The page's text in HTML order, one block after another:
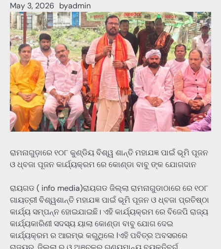
May 3, 2026 byadmin
ରାମନାଗୁଡ଼ାରେ ୧୦୮ କୁଣ୍ଡିୟ ବିଶ୍ୱ ଶାନ୍ତି ମହାଯଜ୍ଞ ପାଇଁ ଭୂମି ପୂଜନ
ଓ ଧ୍ବଜା ପୂଜନ କାର୍ଯ୍ୟକ୍ରମ ରେ କୋଣ୍ଡା ବାବୁ ଙ୍କ ଯୋଗଦାନ
ରାୟଗଡ ( info media)ରାୟଗଡ ଜିଲ୍ଲା ରାମନାଗୁଡାଠାରେ ରେ ୧୦୮
ଗାୟତ୍ରୀ ବିଶ୍ୱଶାନ୍ତି ମହାଯଜ୍ଞ ପାଇଁ ଭୂମି ପୂଜନ ଓ ଧ୍ବଜା ପ୍ରତିଷ୍ଠା
କାର୍ଯ୍ୟ ସମ୍ପନ୍ନ ହୋଇଯାଇଛି। ଏହି କାର୍ଯ୍ୟକ୍ରମ ରେ ବିଜେପି ରାଜ୍ୟ
କାର୍ଯ୍ୟକାରିଣୀ ସଦସ୍ୟ ୟାଲା କୋଣ୍ଡା ବାବୁ ଯୋଗ ଦେଇ
କାର୍ଯ୍ୟକ୍ରମ ର ଆରମ୍ଭ କରୁଥିଲେ lଏହି ପବିତ୍ର ଅବସରରେ